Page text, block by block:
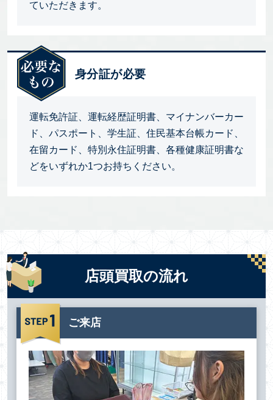
ていただきます。
身分証が必要
運転免許証、運転経歴証明書、マイナンバーカー
ド、パスポート、学生証、住民基本台帳カード、
在留カード、特別永住証明書、各種健康証明書な
どをいずれか1つお持ちください。
店頭買取の流れ
ご来店